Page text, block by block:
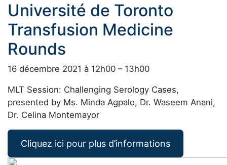
Université de Toronto
Transfusion Medicine
Rounds
16 décembre 2021 à 12h00 – 13h00
MLT Session: Challenging Serology Cases,
presented by Ms. Minda Agpalo, Dr. Waseem Anani,
Dr. Celina Montemayor
Cliquez ici pour plus d’informations